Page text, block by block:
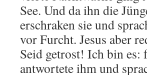
See. Und da ihn die
erschraken sie und
vor Furcht. Jesus aber
Seid getrost! Ich bin es:
antwortete ihm und